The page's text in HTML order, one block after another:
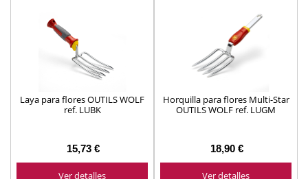
Laya para flores OUTILS WOLF
ref. LUBK
15,73 €
Ver detalles
Horquilla para flores Multi-Star
OUTILS WOLF ref. LUGM
18,90 €
Ver detalles